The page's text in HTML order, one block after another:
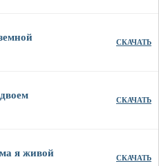
СКАЧАТЬ
СКАЧАТЬ
я живой СКАЧАТЬ